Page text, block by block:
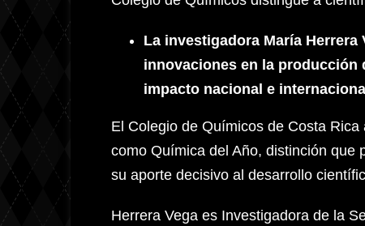
La investigadora María
innovaciones en la
impacto nacional e
El Colegio de Químicos de Costa
como Química del Año, distinción que
su aporte decisivo al desarrollo
Herrera Vega es Investigadora de la